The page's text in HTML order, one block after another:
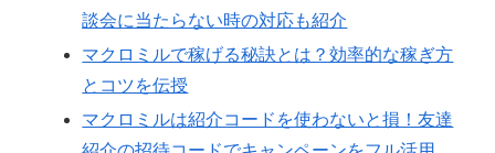
談会に当たらない時の対応も紹介
マクロミルで稼げる秘訣とは？効率的な稼ぎ方
とコツを伝授
マクロミルは紹介コードを使わないと損！友達